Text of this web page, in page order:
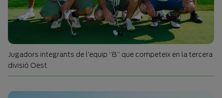
Jugadors integrants de l’equip “B” que competeix en la tercera
divisió Oest.